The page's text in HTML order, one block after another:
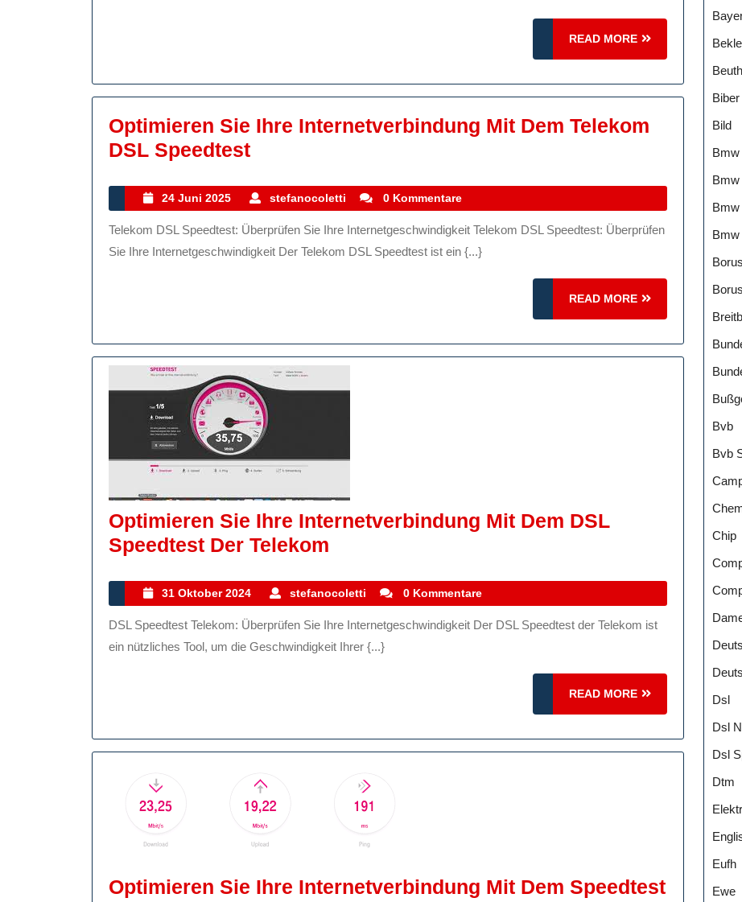
Für
Verbindungsqualität
READ MORE
READ
MORE
Optimieren Sie Ihre Internetverbindung Mit Dem Telekom
DSL SpeedtestOptimieren
Ihre
Internetverbindung
Mit
Speedtest
24 Juni 2025
24
Juni
2025
stefanocoletti stefanocoletti
0 Kommentare
Telekom DSL Speedtest: Überprüfen Sie Ihre Internetgeschwindigkeit Telekom DSL Speedtest: Überprüfen
Sie Ihre Internetgeschwindigkeit Der Telekom DSL Speedtest ist ein {...}
READ MORE
READ
MORE
Optimieren Sie Ihre Internetverbindung Mit Dem DSL
Speedtest Der Telekom
Ihre
Internetverbindung
Mit
Der
31 Oktober 2024
31
Oktober
2024
stefanocoletti stefanocoletti
0 Kommentare
DSL Speedtest Telekom: Überprüfen Sie Ihre Internetgeschwindigkeit Der DSL Speedtest der Telekom ist
ein nützliches Tool, um die Geschwindigkeit Ihrer {...}
READ MORE
READ
MORE
Optimieren Sie Ihre Internetverbindung Mit Dem Speedtest
Beuth
Bild
Bmw
Bmw
Bvb
Bvb
Chip
Dsl
Dsl
Dsl
Dtm
Eufh
Ewe